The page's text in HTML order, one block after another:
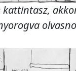
kattintasz,